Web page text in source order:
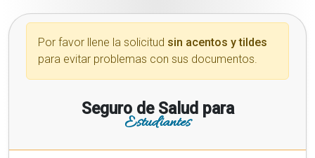
Por favor llene la solicitud sin acentos y tildes
para evitar problemas con sus documentos.
Seguro de Salud para
Estudiantes